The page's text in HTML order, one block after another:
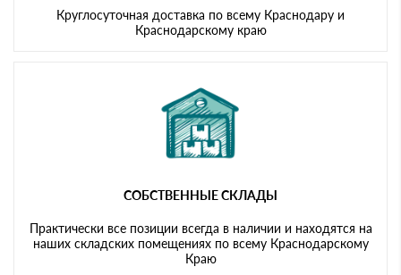
Круглосуточная доставка по всему Краснодару и
Краснодарскому краю
СОБСТВЕННЫЕ СКЛАДЫ
Практически все позиции всегда в наличии и находятся на
наших складских помещениях по всему Краснодарскому
Краю